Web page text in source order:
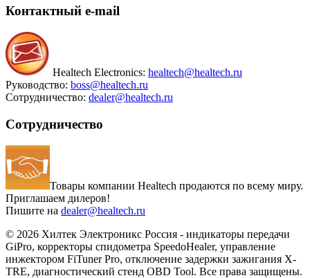
Контактный e-mail
Healtech Electronics: healtech@healtech.ru
Руководство: boss@healtech.ru
Сотрудничество: dealer@healtech.ru
Сотрудничество
Товары компании Healtech продаются по всему миру.
Приглашаем дилеров!
Пишите на dealer@healtech.ru
© 2026 Хилтек Электроникс Россия - индикаторы передачи
GiPro, корректоры спидометра SpeedoHealer, управление
инжектором FiTuner Pro, отключение задержки зажигания X-
TRE, диагностический стенд OBD Tool. Все права защищены.